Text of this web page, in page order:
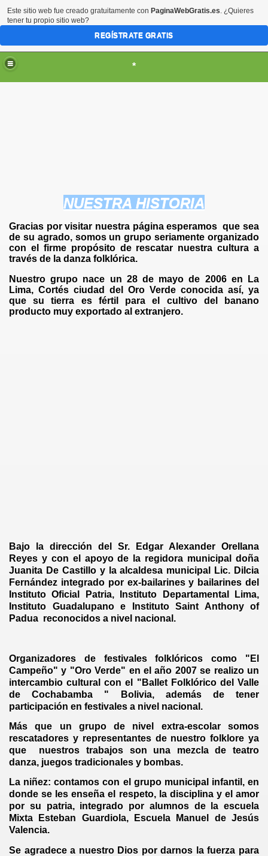
*
NUESTRA HISTORIA
Gracias por visitar nuestra página esperamos que sea
de su agrado, somos un grupo seriamente organizado
con el firme propósito de rescatar nuestra cultura a
través de la danza folklórica.
Nuestro grupo nace un 28 de mayo de 2006 en La
Lima, Cortés ciudad del Oro Verde conocida así, ya
que su tierra es fértil para el cultivo del banano
producto muy exportado al extranjero.
Bajo la dirección del Sr. Edgar Alexander Orellana
Reyes y con el apoyo de la regidora municipal doña
Juanita De Castillo y la alcaldesa municipal Lic. Dilcia
Fernández integrado por ex-bailarines y bailarines del
Instituto Oficial Patria, Instituto Departamental Lima,
Instituto Guadalupano e Instituto Saint Anthony of
Padua reconocidos a nivel nacional.
Organizadores de festivales folklóricos como "El
Campeño" y "Oro Verde" en el año 2007 se realizo un
intercambio cultural con el "Ballet Folklórico del Valle
de Cochabamba " Bolivia, además de tener
participación en festivales a nivel nacional.
Más que un grupo de nivel extra-escolar somos
rescatadores y representantes de nuestro folklore ya
que nuestros trabajos son una mezcla de teatro
danza, juegos tradicionales y bombas.
La niñez: contamos con el grupo municipal infantil, en
donde se les enseña el respeto, la disciplina y el amor
por su patria, integrado por alumnos de la escuela
Mixta Esteban Guardiola, Escuela Manuel de Jesús
Valencia.
Se agradece a nuestro Dios por darnos la fuerza para
Este sitio web fue creado gratuitamente con PaginaWebGratis.es. ¿Quieres
tener tu propio sitio web?
REGÍSTRATE GRATIS